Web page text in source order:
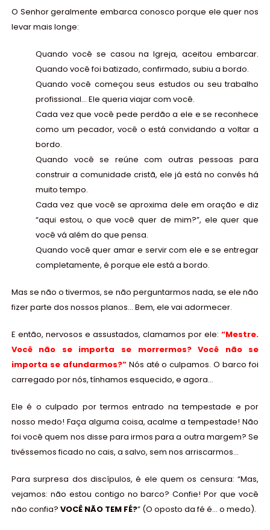
O Senhor geralmente embarca conosco porque ele quer nos
levar mais longe:
Quando você se casou na Igreja, aceitou embarcar.
Quando você foi batizado, confirmado, subiu a bordo.
Quando você começou seus estudos ou seu trabalho
profissional… Ele queria viajar com você.
Cada vez que você pede perdão a ele e se reconhece
como um pecador, você o está convidando a voltar a
bordo.
Quando você se reúne com outras pessoas para
construir a comunidade cristã, ele já está no convés há
muito tempo.
Cada vez que você se aproxima dele em oração e diz
“aqui estou, o que você quer de mim?”, ele quer que
você vá além do que pensa.
Quando você quer amar e servir com ele e se entregar
completamente, é porque ele está a bordo.
Mas se não o tivermos, se não perguntarmos nada, se ele não
fizer parte dos nossos planos… Bem, ele vai adormecer.
E então, nervosos e assustados, clamamos por ele:“Mestre.
Você não se importa se morrermos? Você não se
importa se afundarmos?”Nós até o culpamos. O barco foi
carregado por nós, tínhamos esquecido, e agora…
Ele é o culpado por termos entrado na tempestade e por
nosso medo! Faça alguma coisa, acalme a tempestade! Não
foi você quem nos disse para irmos para a outra margem? Se
tivéssemos ficado no cais, a salvo, sem nos arriscarmos…
Para surpresa dos discípulos, é ele quem os censura: “Mas,
vejamos: não estou contigo no barco? Confie! Por que você
não confia? VOCÊ NÃO TEM FÉ?” (O oposto da fé é… o medo).